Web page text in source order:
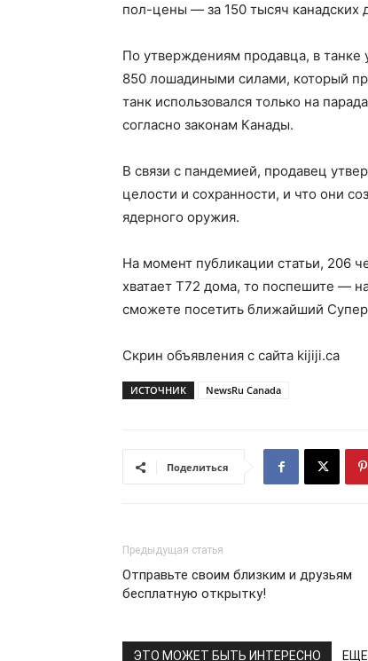
пол-цены — за 150 тысяч канадских
По утверждениям продавца, в танке
850 лошадиными силами, который
танк использовался только на
согласно законам Канады.
В связи с пандемией, продавец
целости и сохранности, и что они
ядерного оружия.
На момент публикации статьи, 206
хватает Т72 дома, то поспешите —
сможете посетить ближайший
Скрин объявления с сайта kijiji.ca
ИСТОЧНИК NewsRu Canada
Поделиться
Предыдущая статья
Отправьте своим близким и друзьям
бесплатную открытку!
ЭТО МОЖЕТ БЫТЬ ИНТЕРЕСНО